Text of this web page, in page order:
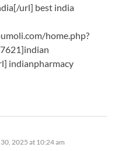
url] best india
home.php?
indianpharmacy
2025 at 10:24 am